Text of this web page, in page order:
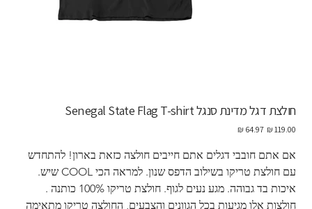
חולצת דגל מדינת סנגל Senegal State Flag T-shirt
מחיר
מחיר
‏64.97 ‏₪
אם אתם חובבי דגלים אתם חייבים חולצה כזאת בארון! להתחדש
עם חולצת טריקו בשילוב הדפס שנון. למראה הכי COOL שיש.
איכות בד גבוהה. מגע נעים לגוף. חולצת טריקו 100% כותנה .
חולצות אלו מגיעות בכל הגוונים והצבעים, החולצה טריקו מתאימה